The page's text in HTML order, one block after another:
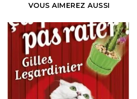
VOUS AIMEREZ AUSSI